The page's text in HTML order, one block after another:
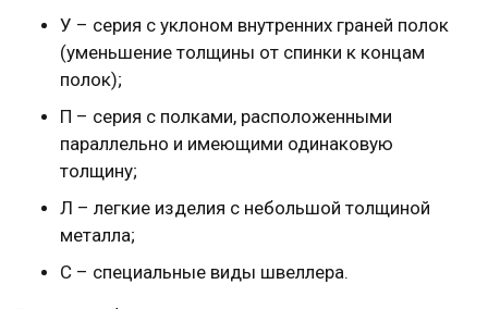
У – серия с уклоном внутренних граней полок
(уменьшение толщины от спинки к концам
полок);
П – серия с полками, расположенными
параллельно и имеющими одинаковую
толщину;
Л – легкие изделия с небольшой толщиной
металла;
С – специальные виды швеллера.